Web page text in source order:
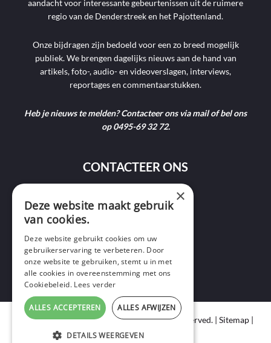
aandacht voor interessante gebeurtenissen uit de ruimere
regio van de Denderstreek en het Pajottenland.
Onze bijdragen zijn bedoeld voor een zo breed mogelijk
publiek. We brengen dagelijks nieuws aan de hand van
artikels, foto-, audio- en videoverslagen, interviews,
reportages en commentaarstukken.
Heb je nieuws te melden? Contacteer ons via mail of bel ons
op 0495-69 32 72.
CONTACTEER ONS
9400 Ninove
+32 495 69 32 72
Copyright © 2020 Ninof Media. All Rights Reserved. | Sitemap|
Cookie Policy|Privacy Policy
×
Deze website maakt gebruik
van cookies.
Deze website gebruikt cookies om uw
gebruikerservaring te verbeteren. Door
onze website te gebruiken, stemt u in met
alle cookies in overeenstemming met ons
Cookiebeleid. Lees verder
ALLES ACCEPTEREN ALLES AFWIJZEN
DETAILS WEERGEVEN